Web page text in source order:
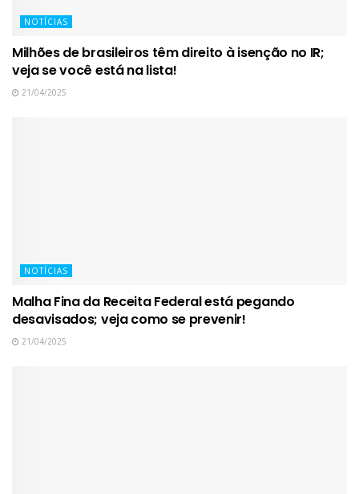
NOTÍCIAS
Milhões de brasileiros têm direito à isenção no IR;
veja se você está na lista!
21/04/2025
NOTÍCIAS
Malha Fina da Receita Federal está pegando
desavisados; veja como se prevenir!
21/04/2025